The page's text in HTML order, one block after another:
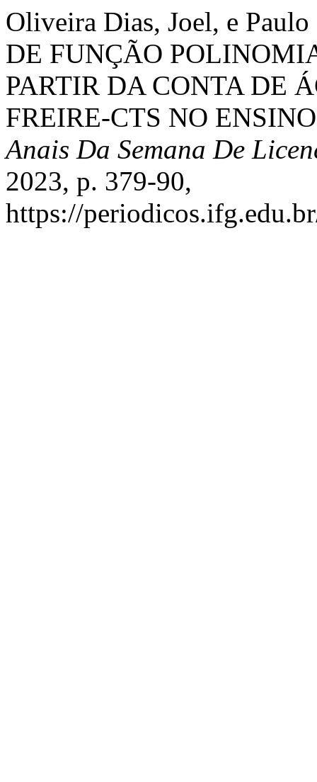
Oliveira Dias, Joel, e
DE FUNÇÃO
PARTIR DA CONTA DE
FREIRE-CTS NO
Anais Da Semana De
2023, p. 379-90,
https://